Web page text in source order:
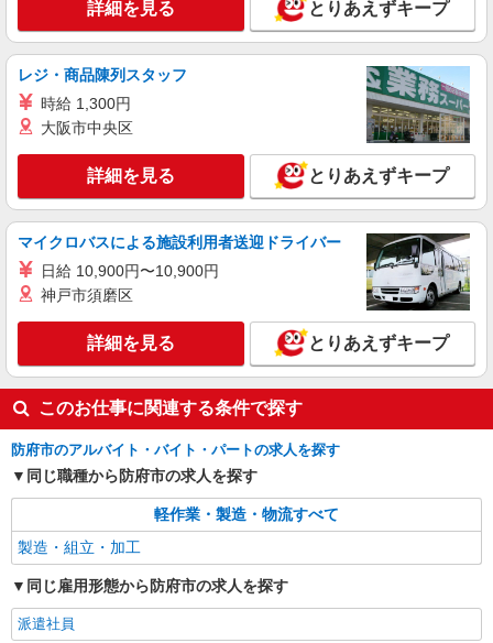
祝い金10万円支給(規定有) お友達を紹介頂くと, イ
ンセンティブ支給(規定有) ★月2回払い・週払い可
能（規程有）★ ゜・。○。・゜+゜・。○。・゜
+゜
山口県防府市
キープ 詳細を見る
詳細を見る とりあえずキープ
レジ・商品陳列スタッフ
時給 1,300円
大阪市中央区
詳細を見る とりあえずキープ
マイクロバスによる施設利用者送迎ドライバー
日給 10,900円〜10,900円
神戸市須磨区
詳細を見る とりあえずキープ
このお仕事に関連する条件で探す
防府市のアルバイト・バイト・パートの求人を探す
同じ職種から防府市の求人を探す
軽作業・製造・物流すべて
製造・組立・加工
同じ雇用形態から防府市の求人を探す
派遣社員